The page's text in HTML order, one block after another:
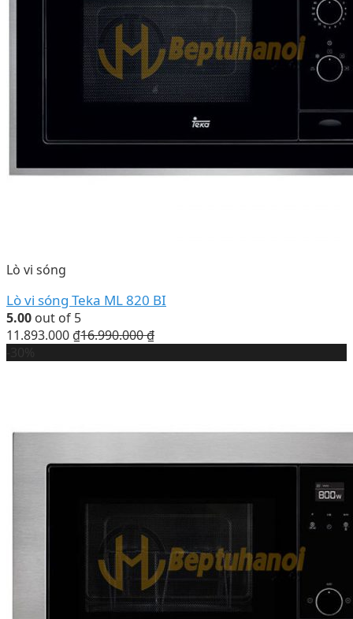
Lò vi sóng
Lò vi sóng Teka ML 820 BI
5.00 out of 5
11.893.000 ₫16.990.000₫